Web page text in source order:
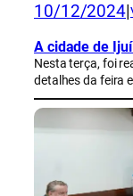
10/12/2024
A cidade de
Nesta terça, foi
detalhes da feira